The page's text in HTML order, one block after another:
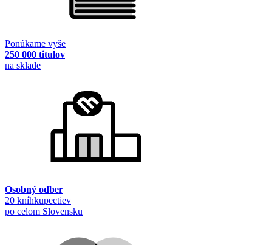
Ponúkame vyše
250 000 titulov
na sklade
Osobný odber
20 kníhkupectiev
po celom Slovensku